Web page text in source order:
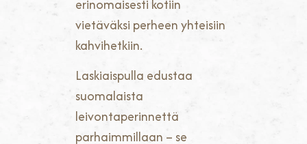
erinomaisesti kotiin
vietäväksi perheen yhteisiin
kahvihetkiin.
Laskiaispulla edustaa
suomalaista
leivontaperinnettä
parhaimmillaan – se